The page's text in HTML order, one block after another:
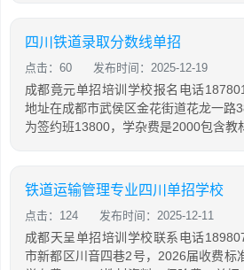
四川铁道录取分数线单招
点击：60 发布时间：2025-12-19
成都竟元单招培训学校报名电话
地址在成都市武侯区金花街道花龙一路
为签约班13800，学杂费是2000包含教
铁道运输管理专业四川单招学校
点击：124 发布时间：2025-12-11
成都天呈单招培训学校联系电话
市新都区川音四巷2号，2026届收费标